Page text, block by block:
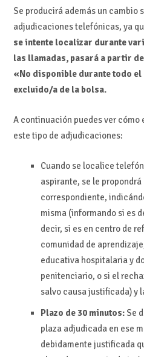
Se producirá además un cambio
adjudicaciones telefónicas, ya
se intente localizar durante
las llamadas, pasará a partir
«No disponible durante todo
excluido/a de la bolsa.
A continuación puedes ver
este tipo de adjudicaciones:
Cuando se localice
aspirante, se le
correspondiente,
misma (informando si es
decir, si es en centro de
comunidad de
educativa hospitalaria y
penitenciario, o si el
salvo causa justificada) y
Plazo de 30 minutos:Se
plaza adjudicada en ese
debidamente justificada